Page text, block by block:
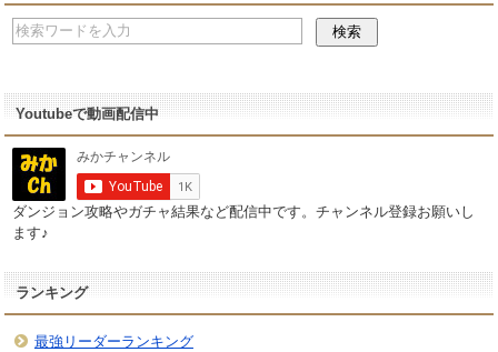
Youtubeで動画配信中
ダンジョン攻略やガチャ結果など配信中です。チャンネル登録お願いし
ます♪
ランキング
最強リーダーランキング